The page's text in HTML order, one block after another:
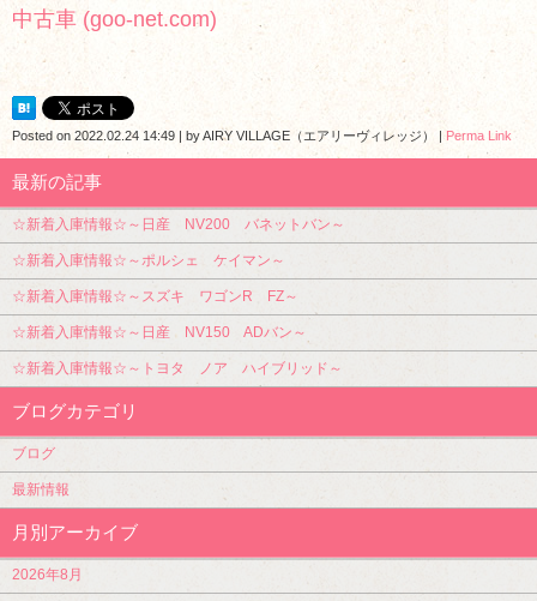
中古車 (goo-net.com)
Posted on 2022.02.24 14:49 byAIRY VILLAGE（エアリーヴィレッジ） Perma Link
最新の記事
☆新着入庫情報☆～日産 NV200 バネットバン～
☆新着入庫情報☆～ポルシェ ケイマン～
☆新着入庫情報☆～スズキ ワゴンR FZ～
☆新着入庫情報☆～日産 NV150 ADバン～
☆新着入庫情報☆～トヨタ ノア ハイブリッド～
ブログカテゴリ
ブログ
最新情報
月別アーカイブ
2026年8月